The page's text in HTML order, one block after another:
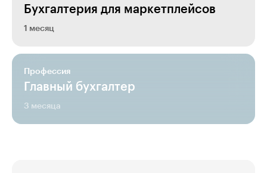
Бухгалтерия для маркетплейсов
1 месяц
Профессия
Главный бухгалтер
3 месяца